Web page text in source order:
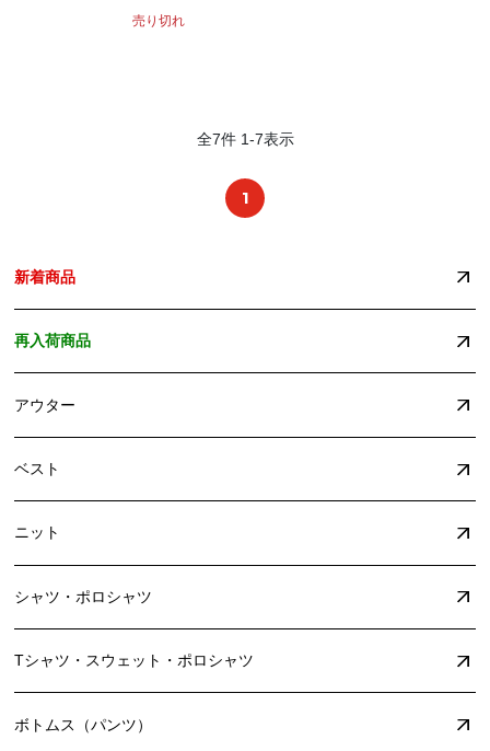
売り切れ
全7件 1-7表示
1
新着商品
再入荷商品
アウター
ベスト
ニット
シャツ・ポロシャツ
Tシャツ・スウェット・ポロシャツ
ボトムス（パンツ）